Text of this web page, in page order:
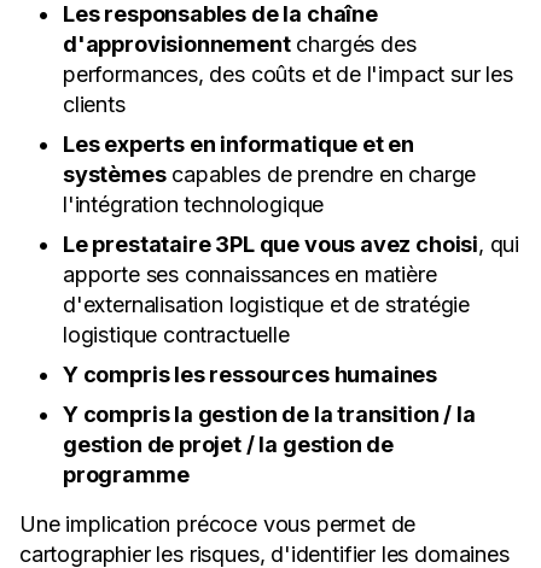
Les responsables de la chaîne
d'approvisionnementchargés des
performances, des coûts et de l'impact sur les
clients
Les experts en informatique et en
systèmescapables de prendre en charge
l'intégration technologique
Le prestataire 3PL que vous avez choisi, qui
apporte ses connaissances en matière
d'externalisation logistique et de stratégie
logistique contractuelle
Y compris les ressources humaines
Y compris la gestion de la transition / la
gestion de projet / la gestion de
programme
Une implication précoce vous permet de
cartographier les risques, d'identifier les domaines